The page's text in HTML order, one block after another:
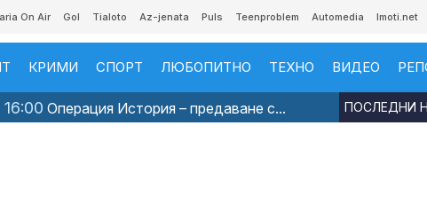
On Air Gol Tialoto Az-jenata Puls Teenproblem Automedia Imoti.net
КРИМИ СПОРТ ЛЮБОПИТНО ТЕХНО ВИДЕО
16:00 Операция История – предаване с... ПОСЛЕДНИ